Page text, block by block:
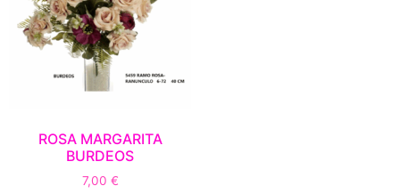
ROSA MARGARITA
BURDEOS
7,00 €